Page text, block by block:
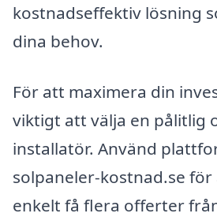
kostnadseffektiv lösning
dina behov.
För att maximera din
viktigt att välja en pålitlig
installatör. Använd
solpaneler-kostnad.se
enkelt få flera offerter